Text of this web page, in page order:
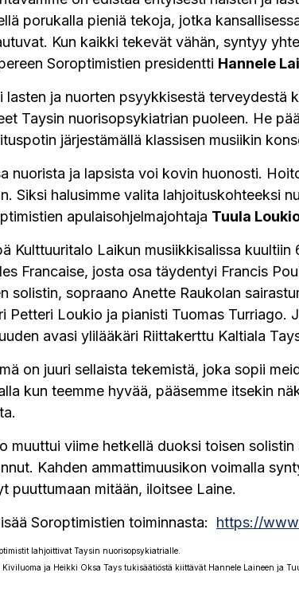
porukalla pieniä tekoja, jotka
Kun kaikki tekevät vähän, syntyy
Soroptimistien presidentti Hannele
lasten ja nuorten psyykkisestä terveydestä
Taysin nuorisopsykiatrian puoleen. He
järjestämällä klassisen musiikin
nuorista ja lapsista voi kovin huonosti.
Siksi halusimme valita lahjoituskohteeksi
apulaisohjelmajohtaja Tuula
Kulttuuritalo Laikun musiikkisalissa kuultiin
Francaise, josta osa täydentyi Francis
solistin, sopraano Anette Raukolan
Petteri Loukio ja pianisti Tuomas Turriago.
avasi ylilääkäri Riittakerttu Kaltiala
on juuri sellaista tekemistä, joka sopii
kun teemme hyvää, pääsemme itsekin
muuttui viime hetkellä duoksi toisen
Kahden ammattimuusikon voimalla
puuttumaan mitään, iloitsee Laine.
Soroptimistien toiminnasta: https://
Kiviluoma ja Heikki Oksa Tays tukisäätiöstä kiittävät Hannele Laineen ja